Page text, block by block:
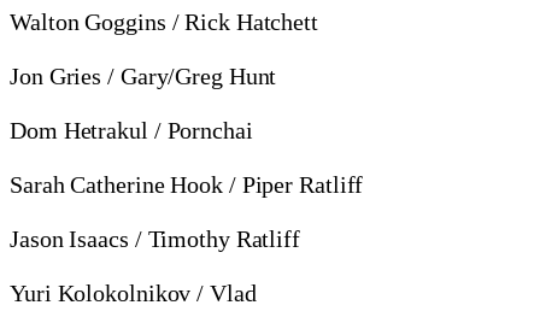
Walton Goggins / Rick Hatchett
Jon Gries / Gary/Greg Hunt
Dom Hetrakul / Pornchai
Sarah Catherine Hook / Piper Ratliff
Jason Isaacs / Timothy Ratliff
Yuri Kolokolnikov / Vlad